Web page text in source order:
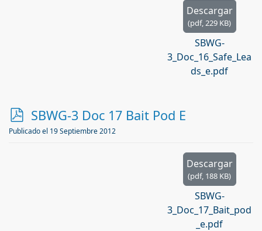
Descargar
(pdf,229 KB)
SBWG-
3_Doc_16_Safe_Lea
ds_e.pdf
p
d
SBWG-3 Doc 17 Bait Pod E
Publicado el 19 Septiembre 2012
Descargar
(pdf, 188 KB)
SBWG-
3_Doc_17_Bait_pod
_e.pdf